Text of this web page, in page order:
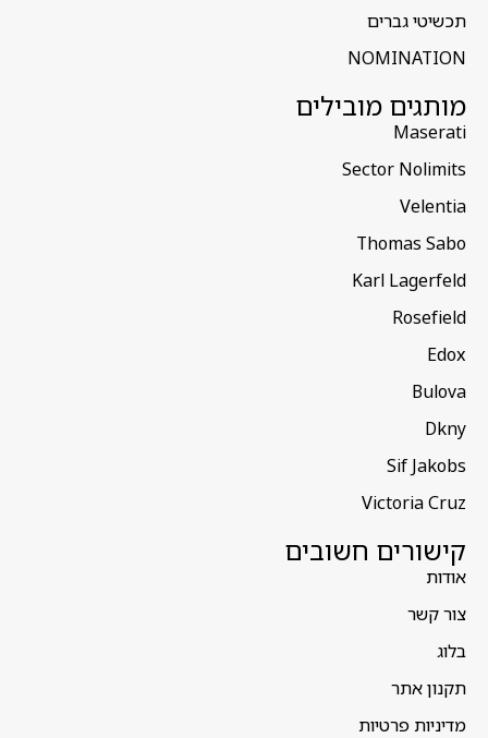
תכשיטי גברים
NOMINATION
מותגים מובילים
Maserati
Sector Nolimits
Velentia
Thomas Sabo
Karl Lagerfeld
Rosefield
Edox
Bulova
Dkny
Sif Jakobs
Victoria Cruz
קישורים חשובים
אודות
צור קשר
בלוג
תקנון אתר
מדיניות פרטיות